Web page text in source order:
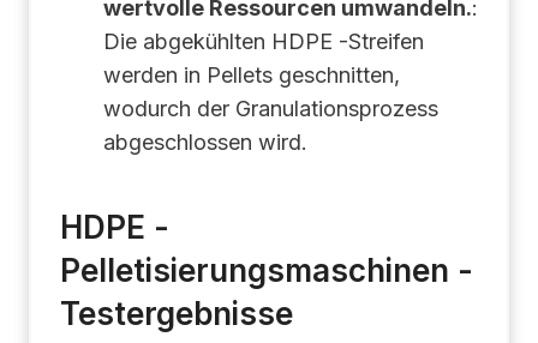
wertvolle Ressourcen umwandeln.:
Die abgekühlten HDPE -Streifen
werden in Pellets geschnitten,
wodurch der Granulationsprozess
abgeschlossen wird.
HDPE -
Pelletisierungsmaschinen -
Testergebnisse